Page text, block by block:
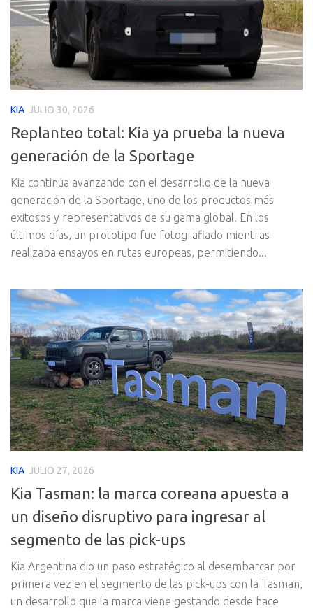
KIA JULIO 30, 2026
Replanteo total: Kia ya prueba la nueva
generación de la Sportage
Kia continúa avanzando con el desarrollo de la nueva
generación de la Sportage, uno de los productos más
exitosos y representativos de su gama global. En los
últimos días, un prototipo fue fotografiado mientras
realizaba ensayos en rutas europeas, permitiendo...
KIA JULIO 27, 2026
Kia Tasman: la marca coreana apuesta a
un diseño disruptivo para ingresar al
segmento de las pick-ups
Kia Argentina dio un paso estratégico al desembarcar por
primera vez en el segmento de las pick-ups con la Tasman,
un desarrollo que la marca viene gestando desde hace